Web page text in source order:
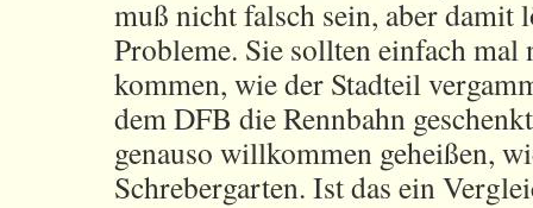
muß nicht falsch sein, aber damit
Probleme. Sie sollten einfach mal
kommen, wie der Stadteil
dem DFB die Rennbahn
genauso willkommen geheißen,
Schrebergarten. Ist das ein